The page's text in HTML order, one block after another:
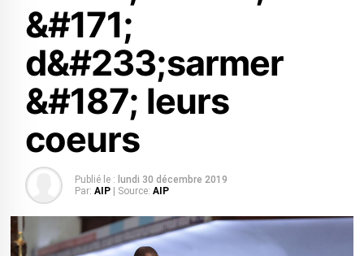
&#171;
d&#233;sarmer
&#187; leurs
coeurs
Publié le : lundi 30 décembre 2019
Par: AIP | Source: AIP